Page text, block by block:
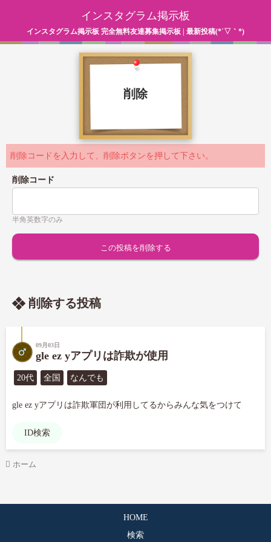
インスタグラム掲示板
インスタグラム掲示板 完全無料友達募集掲示板 | 最新投稿(*´▽｀*)
削除
削除コードを入力して、削除ボタンを押して下さい。
削除コード
半角英数字のみ
削除する投稿
09月03日
gle ez yアプリは詐欺が使用
20代 全国 なんでも
gle ez yアプリは詐欺軍団が利用してるからみんな気をつけて
ID検索
ホーム
HOME
検索